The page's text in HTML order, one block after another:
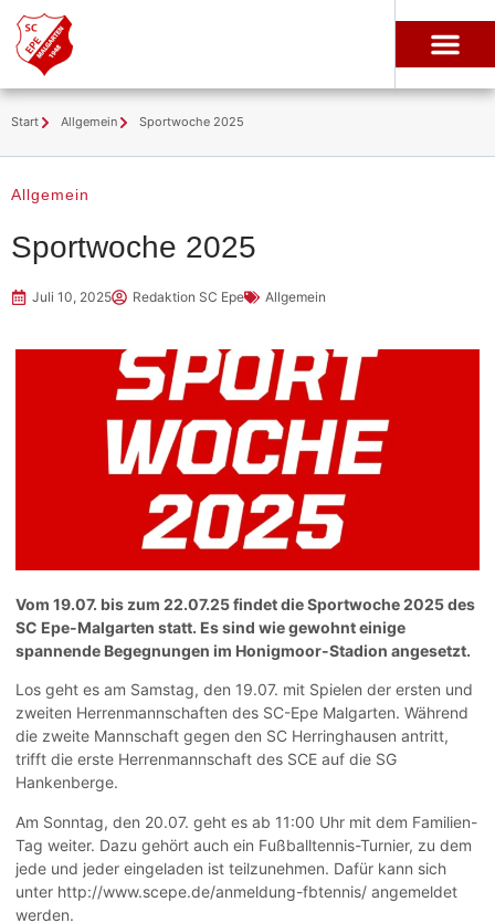
Start Allgemein Sportwoche 2025
Allgemein
Sportwoche 2025
Juli 10, 2025 Redaktion SC Epe Allgemein
Vom 19.07. bis zum 22.07.25 findet die Sportwoche 2025 des
SC Epe-Malgarten statt. Es sind wie gewohnt einige
spannende Begegnungen im Honigmoor-Stadion angesetzt.
Los geht es am Samstag, den 19.07. mit Spielen der ersten und
zweiten Herrenmannschaften des SC-Epe Malgarten. Während
die zweite Mannschaft gegen den SC Herringhausen antritt,
trifft die erste Herrenmannschaft des SCE auf die SG
Hankenberge.
Am Sonntag, den 20.07. geht es ab 11:00 Uhr mit dem Familien-
Tag weiter. Dazu gehört auch ein Fußballtennis-Turnier, zu dem
jede und jeder eingeladen ist teilzunehmen. Dafür kann sich
unter http://www.scepe.de/anmeldung-fbtennis/ angemeldet
werden.